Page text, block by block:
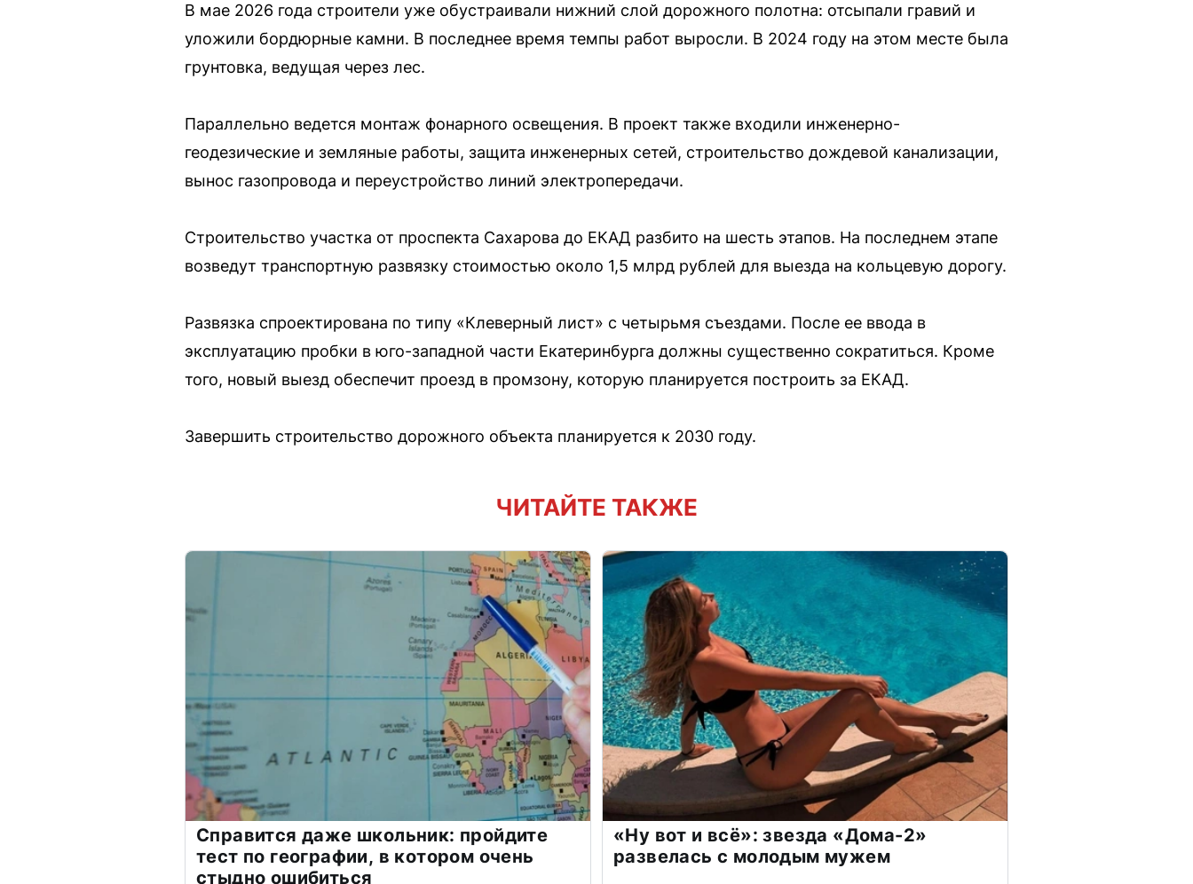
В мае 2026 года строители уже обустраивали нижний слой дорожного полотна: отсыпали гравий и
уложили бордюрные камни. В последнее время темпы работ выросли. В 2024 году на этом месте была
грунтовка, ведущая через лес.
Параллельно ведется монтаж фонарного освещения. В проект также входили инженерно-
геодезические и земляные работы, защита инженерных сетей, строительство дождевой канализации,
вынос газопровода и переустройство линий электропередачи.
Строительство участка от проспекта Сахарова до ЕКАД разбито на шесть этапов. На последнем этапе
возведут транспортную развязку стоимостью около 1,5 млрд рублей для выезда на кольцевую дорогу.
Развязка спроектирована по типу «Клеверный лист» с четырьмя съездами. После ее ввода в
эксплуатацию пробки в юго-западной части Екатеринбурга должны существенно сократиться. Кроме
того, новый выезд обеспечит проезд в промзону, которую планируется построить за ЕКАД.
Завершить строительство дорожного объекта планируется к 2030 году.
ЧИТАЙТЕ ТАКЖЕ
Справится даже школьник: пройдите
тест по географии, в котором очень
стыдно ошибиться
«Ну вот и всё»: звезда «Дома-2»
развелась с молодым мужем